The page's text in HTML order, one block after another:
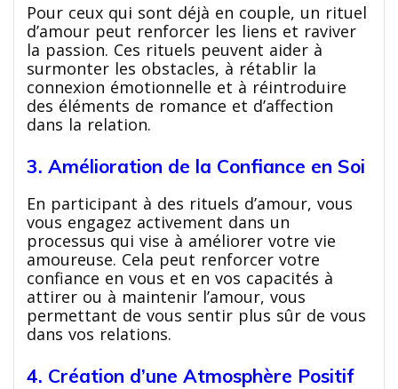
Pour ceux qui sont déjà en couple, un rituel
d’amour peut renforcer les liens et raviver
la passion. Ces rituels peuvent aider à
surmonter les obstacles, à rétablir la
connexion émotionnelle et à réintroduire
des éléments de romance et d’affection
dans la relation.
3. Amélioration de la Confiance en Soi
En participant à des rituels d’amour, vous
vous engagez activement dans un
processus qui vise à améliorer votre vie
amoureuse. Cela peut renforcer votre
confiance en vous et en vos capacités à
attirer ou à maintenir l’amour, vous
permettant de vous sentir plus sûr de vous
dans vos relations.
4. Création d’une Atmosphère Positif